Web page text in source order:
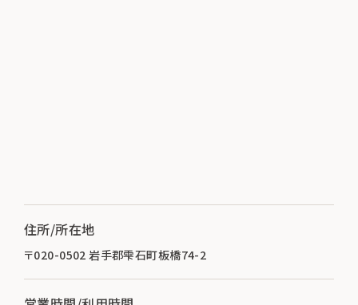
住所/所在地
〒020-0502 岩手郡雫石町板橋74-2